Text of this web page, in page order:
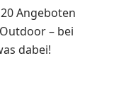
Angeboten
– bei
dabei!